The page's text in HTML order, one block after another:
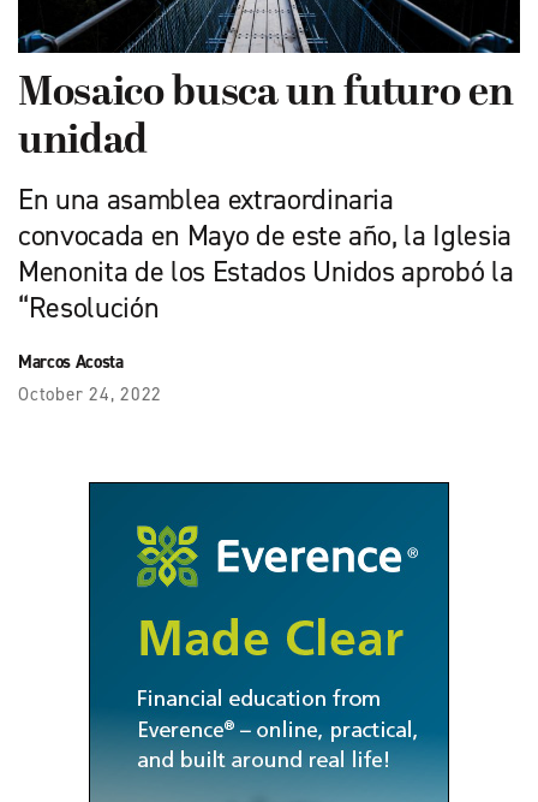
Mosaico busca un futuro en
unidad
En una asamblea extraordinaria
convocada en Mayo de este año, la Iglesia
Menonita de los Estados Unidos aprobó la
“Resolución
Marcos Acosta
October 24, 2022